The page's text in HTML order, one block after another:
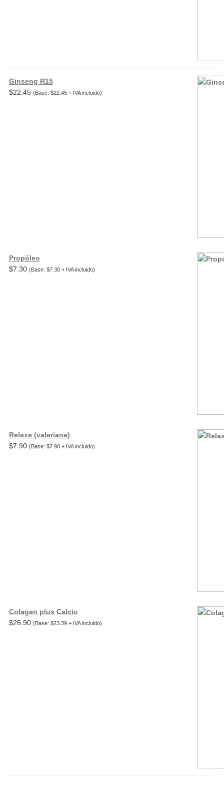
Ginseng R15
$22.45 (Base: $22.45+ IVA incluido)
Propóleo
$7.30 (Base: $7.30+ IVA incluido)
Relaxe (valeriana)
$7.90 (Base: $7.90+ IVA incluido)
Colagen plus Calcio
$26.90 (Base: $23.39+ IVA incluido)